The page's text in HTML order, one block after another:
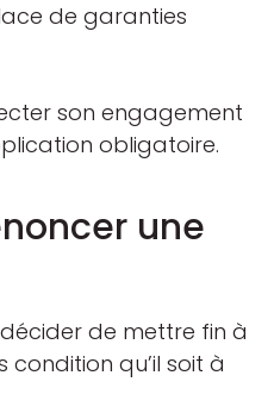
de garanties
son engagement
obligatoire.
une
de mettre fin à
qu’il soit à